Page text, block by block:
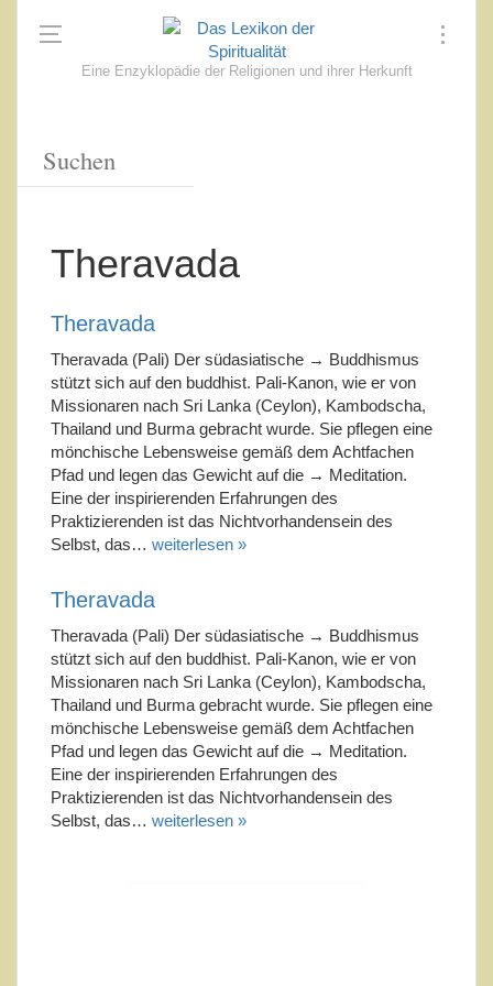
Eine Enzyklopädie der Religionen und ihrer Herkunft
Theravada
Theravada
Theravada (Pali) Der südasiatische → Buddhismus
stützt sich auf den buddhist. Pali-Kanon, wie er von
Missionaren nach Sri Lanka (Ceylon), Kambodscha,
Thailand und Burma gebracht wurde. Sie pflegen eine
mönchische Lebensweise gemäß dem Achtfachen
Pfad und legen das Gewicht auf die → Meditation.
Eine der inspirierenden Erfahrungen des
Praktizierenden ist das Nichtvorhandensein des
Selbst, das… weiterlesen »
Theravada
Theravada (Pali) Der südasiatische → Buddhismus
stützt sich auf den buddhist. Pali-Kanon, wie er von
Missionaren nach Sri Lanka (Ceylon), Kambodscha,
Thailand und Burma gebracht wurde. Sie pflegen eine
mönchische Lebensweise gemäß dem Achtfachen
Pfad und legen das Gewicht auf die → Meditation.
Eine der inspirierenden Erfahrungen des
Praktizierenden ist das Nichtvorhandensein des
Selbst, das… weiterlesen »